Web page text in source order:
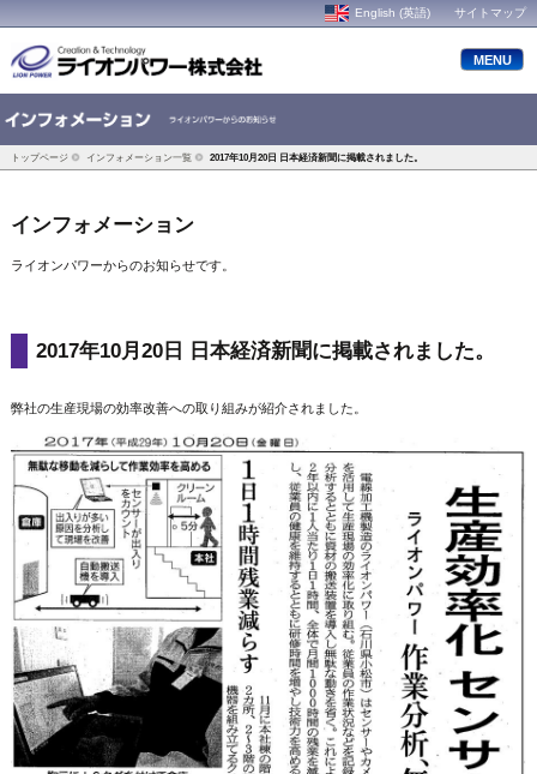
English (英語) サイトマップ
MENU
トップページ インフォメーション一覧 2017年10月20日 日本経済新聞に掲載されました。
インフォメーション
ライオンパワーからのお知らせです。
2017年10月20日 日本経済新聞に掲載されました。
弊社の生産現場の効率改善への取り組みが紹介されました。